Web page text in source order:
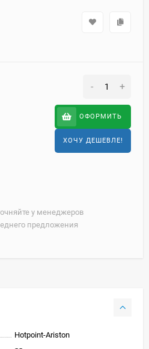
- +
ОФОРМИТЬ
ХОЧУ ДЕШЕВЛЕ!
у менеджеров
предложения
Hotpoint-Ariston